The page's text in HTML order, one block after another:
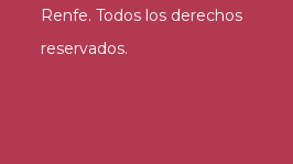
Renfe. Todos los derechos
reservados.